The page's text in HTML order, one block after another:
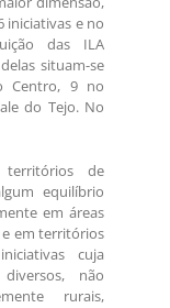
iniciativas e no
das ILA
situam-se
Centro, 9 no
do Tejo. No
de
equilíbrio
em áreas
em territórios
cuja
não
rurais,